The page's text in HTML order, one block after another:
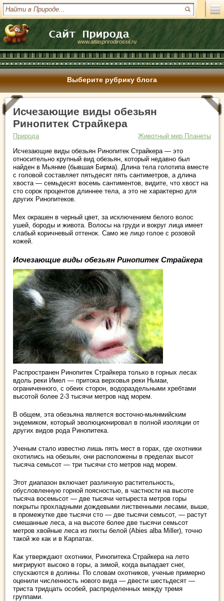
www.atlasprirodirossii.ru
Выберите рубрику блога
Исчезающие виды обезьян
Ринопитек Страйкера
Природа
Животный мир Планеты
Исчезающие виды обезьян Ринопитек Страйкера — это
относительно крупный вид обезьян, который недавно был
найден в Мьянме (бывшая Бирма). Длина тела голотипа вместе
с головой составляет пятьдесят пять сантиметров, а длина
хвоста — семьдесят восемь сантиментов, видите, что хвост на
сто сорок процентов длиннее тела, а это не характерно для
других Ринопитеков.
Мех окрашен в черный цвет, за исключением белого волос
ушей, бороды и живота. Волосы на груди и вокруг лица имеет
слабый коричневый оттенок. Само же лицо голое с розовой
кожей.
Исчезающие виды обезьян Ринопитек Страйкера
Распространен Ринопитек Страйкера только в горных лесах
вдоль реки Имел — притока верховья реки Ньмаи,
ограниченного, с обеих сторон, водораздельными хребтами
высотой более 2-3 тысячи метров над морем.
В общем, эта обезьяна является восточно-мьянмийским
эндемиком, который эволюционировал в полной изоляции от
других видов рода Ринопитека.
Ученым стало известно лишь пять мест в горах, где охотники
охотились на обезьян, они расположены в пределах высот
тысяча семьсот — три тысячи сто метров над морем.
Этот диапазон включает различную растительность,
обусловленную горной поясностью, в частности на высоте
тысяча восемьсот — две тысячи четыреста метров горы
покрыты прохладными дождевыми лиственными лесами, выше,
в промежутке две тысячи сто — две тысячи семьсот, — растут
смешанные леса, а на высоте более две тысячи семьсот
метров хвойные леса из пихты белой (Abies alba Miller), точно
такой же как и в Карпатах.
Как утверждают охотники, Ринопитека Страйкера на лето
мигрируют высоко в горы, а зимой, когда выпадает снег,
спускаются в долины. По словам охотников, ученые примерно
оценили численность нового вида — двести шестьдесят —
триста тридцать особей, распределенных между тремя
группами.